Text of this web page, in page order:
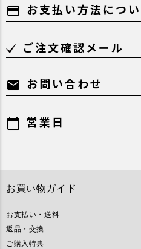
payment お支払い方法につい
ご注文確認メール
mail お問い合わせ
calendar_today 営業日
お買い物ガイド
お支払い・送料
返品・交換
ご購入特典